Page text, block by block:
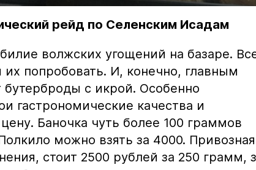
рейд по Селенским Исадам
волжских угощений на базаре.
попробовать. И, конечно, главным
бутерброды с икрой. Особенно
гастрономические качества и
Баночка чуть более 100 граммов
можно взять за 4000. Привозная
стоит 2500 рублей за 250 грамм,